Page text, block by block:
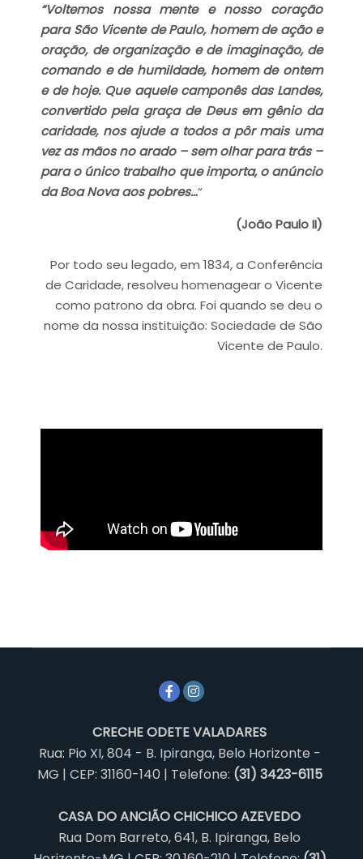
“Voltemos nossa mente e nosso coração
para São Vicente de Paulo, homem de ação e
oração, de organização e de imaginação, de
comando e de humildade, homem de ontem
e de hoje. Que aquele camponês das Landes,
convertido pela graça de Deus em gênio da
caridade, nos ajude a todos a pôr mais uma
vez as mãos no arado – sem olhar para trás –
para o único trabalho que importa, o anúncio
da Boa Nova aos pobres…“
(João Paulo II)
Por todo seu legado, em 1834, a Conferência
de Caridade, resolveu homenagear o Vicente
como patrono da obra. Foi quando se deu o
nome da nossa instituição: Sociedade de São
Vicente de Paulo.
CRECHE ODETE VALADARES
Rua: Pio XI, 804 - B. Ipiranga, Belo Horizonte -
MG | CEP: 31160-140 | Telefone: (31) 3423-6115
CASA DO ANCIÃO CHICHICO AZEVEDO
Rua Dom Barreto, 641, B. Ipiranga, Belo